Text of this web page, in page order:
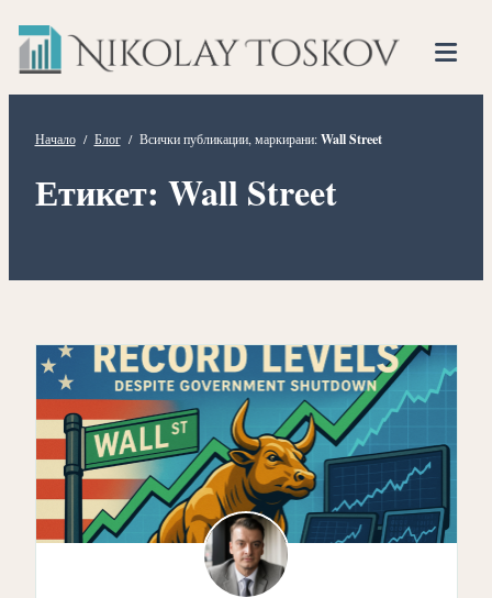
Прескочете
към
съдържанието
Финансов
Начало / Блог / Всички публикации, маркирани:Wall Street
Етикет: Wall Street